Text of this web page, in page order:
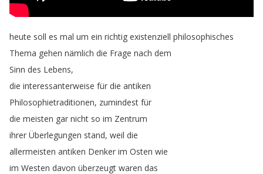
heute soll es mal um ein richtig existenziell philosophisches
Thema gehen nämlich die Frage nach dem
Sinn des Lebens,
die interessanterweise für die antiken
Philosophietraditionen, zumindest für
die meisten gar nicht so im Zentrum
ihrer Überlegungen stand, weil die
allermeisten antiken Denker im Osten wie
im Westen davon überzeugt waren das